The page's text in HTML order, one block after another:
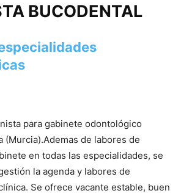
BUCODENTAL
para gabinete odontológico
(Murcia).Ademas de labores de
en todas las especialidades, se
la agenda y labores de
Se ofrece vacante estable, buen